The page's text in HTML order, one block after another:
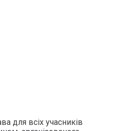
для всіх учасників